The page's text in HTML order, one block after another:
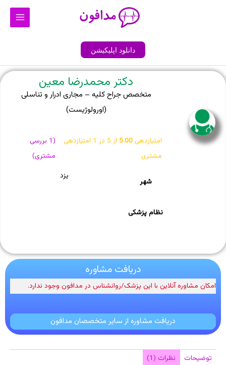
Main
دانلود اپلیکیشن
دکتر محمدرضا معین
متخصص جراح کلیه – مجاری ادرار و تناسلی
(اورولوژیست)
امتیازدهی5.00 از 5 در 1 امتیازدهی
مشتری
(
1 بررسی
مشتری)
شهر
یزد
نظام پزشکی
دریافت مشاوره
امکان مشاوره آنلاین با این پزشک/روانشناس در مدافون وجود ندارد.
دریافت مشاوره از سایر متخصصان مدافون
توضیحات نظرات (1)